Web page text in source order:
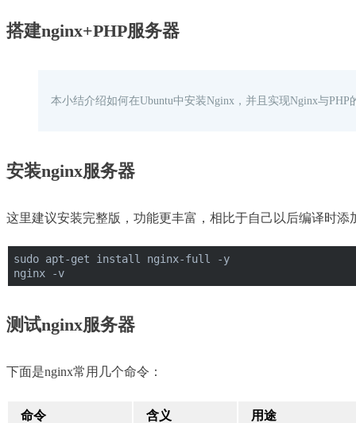
搭建nginx+PHP服务器
本小结介绍如何在Ubuntu中安装Nginx，并且实现Nginx与PHP
安装nginx服务器
这里建议安装完整版，功能更丰富，相比于自己以后编译时添
sudo apt-get install nginx-full -y
nginx -v
测试nginx服务器
下面是nginx常用几个命令：
命令 含义 用途